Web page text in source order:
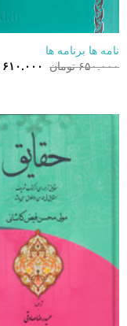
نامه ها برنامه ها
۶۵۰.۰۰۰ تومان
قیمت
۶۱۰.۰۰۰